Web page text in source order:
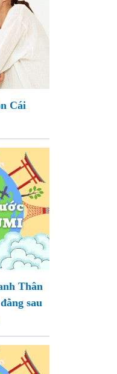
Cái
Thân
sau